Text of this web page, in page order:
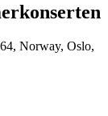
Norway, Oslo,